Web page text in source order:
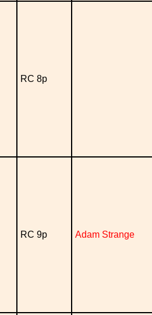
RC 8p
RC 9p Adam Strange